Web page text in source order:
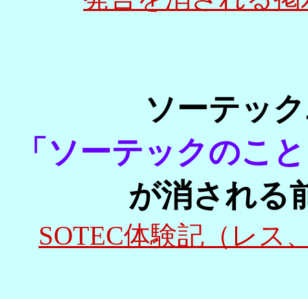
ソーテッ
「ソーテックのこ
が消される
SOTEC体験記（レス